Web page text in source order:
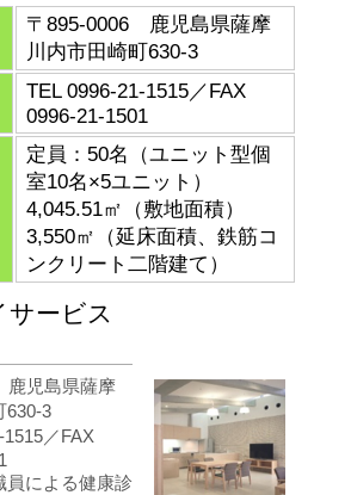
〒895-0006 鹿児島県薩摩
川内市田崎町630-3
TEL 0996-21-1515／FAX
0996-21-1501
定員：50名（ユニット型個
室10名×5ユニット）
4,045.51㎡（敷地面積）
3,550㎡（延床面積、鉄筋コ
ンクリート二階建て）
サービス
児島県薩摩
630-3
／FAX
員による健康診